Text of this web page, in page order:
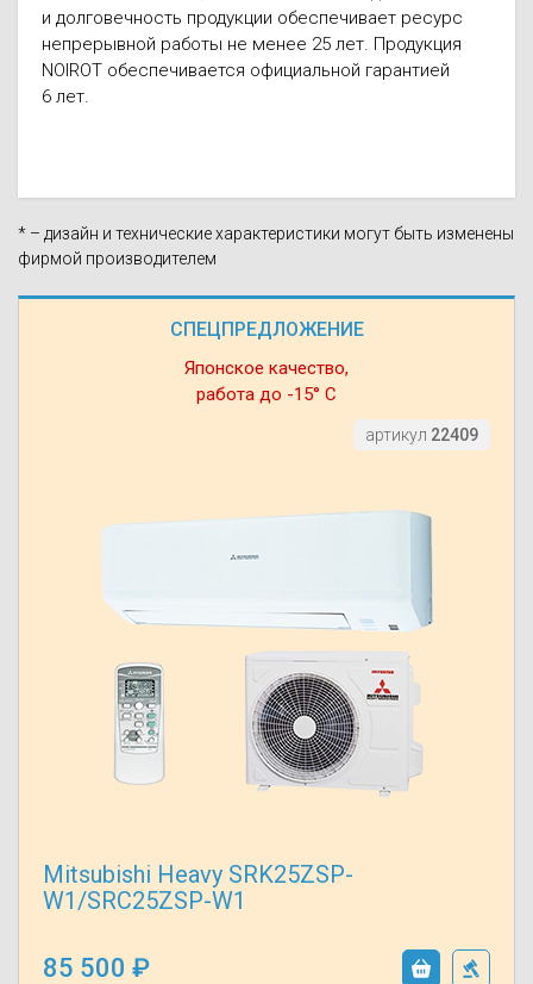
СПЕЦПРЕДЛОЖЕНИЕ
Японское качество,
работа до -15° С
артикул 22409
Mitsubishi Heavy SRK25ZSP-
W1/SRC25ZSP-W1
85 500
и долговечность продукции обеспечивает ресурс
непрерывной работы не менее 25 лет. Продукция
NOIROT обеспечивается официальной гарантией
6 лет.
* – дизайн и технические характеристики могут быть изменены
фирмой производителем